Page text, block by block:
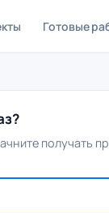
Готовые
получать